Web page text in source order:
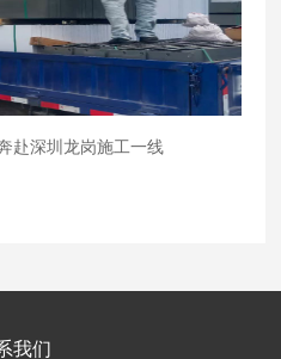
赴深圳龙岗施工一线
我们